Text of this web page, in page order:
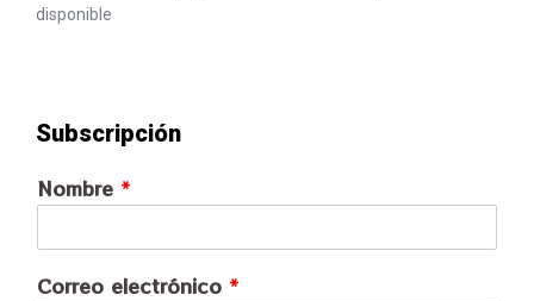
disponible
Subscripción
Nombre *
Correo electrónico *